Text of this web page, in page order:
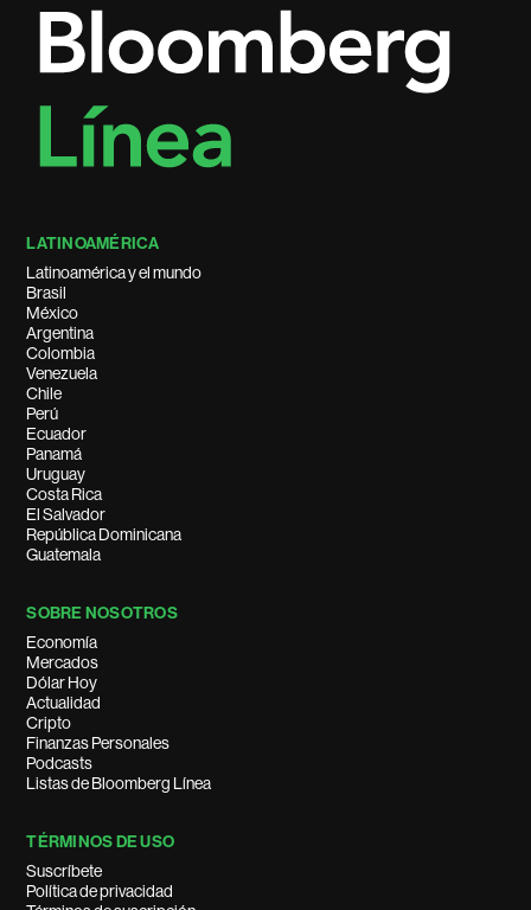
LATINOAMÉRICA
Latinoamérica y el mundo
Brasil
México
Argentina
Colombia
Venezuela
Chile
Perú
Ecuador
Panamá
Uruguay
Costa Rica
El Salvador
República Dominicana
Guatemala
SOBRE NOSOTROS
Economía
Mercados
Dólar Hoy
Actualidad
Cripto
Finanzas Personales
Podcasts
Listas de Bloomberg Línea
TÉRMINOS DE USO
Suscríbete
Política de privacidad